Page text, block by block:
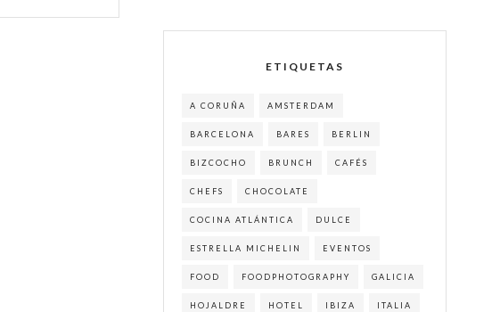
ETIQUETAS
A CORUÑA AMSTERDAM
BARCELONA BARES BERLIN
BIZCOCHO BRUNCH CAFÉS
CHEFS CHOCOLATE
COCINA ATLÁNTICA DULCE
ESTRELLA MICHELIN EVENTOS
FOOD FOODPHOTOGRAPHY GALICIA
HOJALDRE HOTEL IBIZA ITALIA